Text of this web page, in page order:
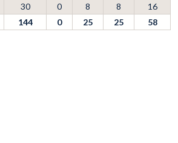
30 0 8 8
16
144 0 25 25 58